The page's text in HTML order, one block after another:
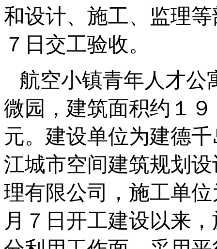
和设计、施工、监理
７日交工验收。
航空小镇青年人才公
微园，建筑面积约１
元。建设单位为建德
江城市空间建筑规划
理有限公司，施工单
月７日开工建设以来